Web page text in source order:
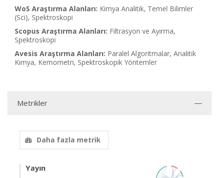
WoS Araştırma Alanları: Kimya Analitik, Temel Bilimler
(Sci), Spektroskopi
Scopus Araştırma Alanları: Filtrasyon ve Ayırma,
Spektroskopi
Avesis Araştırma Alanları: Paralel Algoritmalar, Analitik
Kimya, Kemometri, Spektroskopik Yöntemler
Metrikler
Daha fazla metrik
Yayın